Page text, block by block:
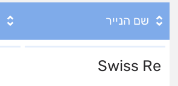
שם הנייר
Swiss Re